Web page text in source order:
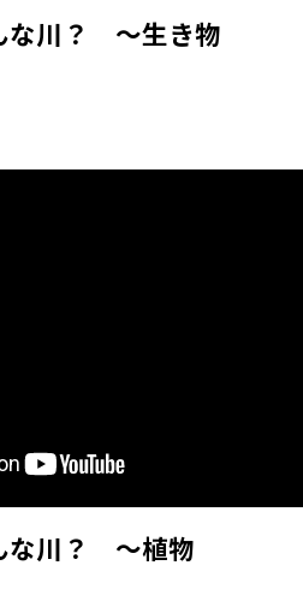
な川？ 〜生き物
な川？ 〜植物